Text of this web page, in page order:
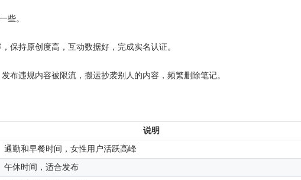
些。
保持原创度高，互动数据好，完成实名认证。
布违规内容被限流，搬运抄袭别人的内容，频繁删除笔记。
说明
通勤和早餐时间，女性用户活跃高峰
午休时间，适合发布